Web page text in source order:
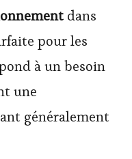
dans
pour les
à un besoin
une
généralement